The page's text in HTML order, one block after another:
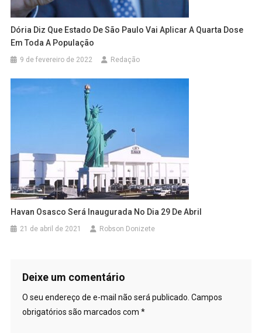
Dória Diz Que Estado De São Paulo Vai Aplicar A Quarta Dose
Em Toda A População
9 de fevereiro de 2022 Redação
Havan Osasco Será Inaugurada No Dia 29 De Abril
21 de abril de 2021 Robson Donizete
Deixe um comentário
O seu endereço de e-mail não será publicado. Campos
obrigatórios são marcados com *